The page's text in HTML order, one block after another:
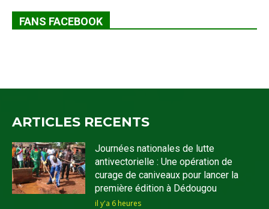
FANS FACEBOOK
ARTICLES RECENTS
Journées nationales de lutte
antivectorielle : Une opération de
curage de caniveaux pour lancer la
première édition à Dédougou
il y'a 6 heures